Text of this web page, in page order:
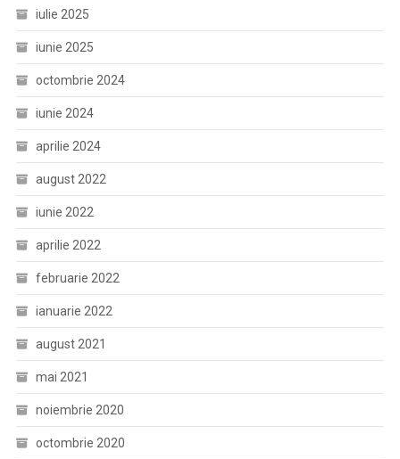
iulie 2025
iunie 2025
octombrie 2024
iunie 2024
aprilie 2024
august 2022
iunie 2022
aprilie 2022
februarie 2022
ianuarie 2022
august 2021
mai 2021
noiembrie 2020
octombrie 2020